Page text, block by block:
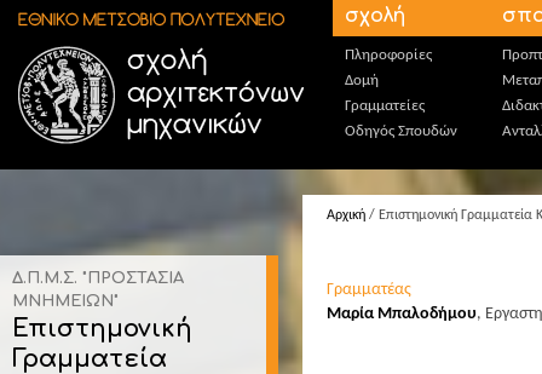
Παράκαμψη προς το κυρίως περιεχόμενο σχολή
Πληροφορίες
Δομή
Γραμματείες
Οδηγός Σπουδών
Δ.Π.Μ.Σ. "ΠΡΟΣΤΑΣΙΑ
ΜΝΗΜΕΙΩΝ"
Επιστημονική
Γραμματεία
Αρχική / Επιστημονική Γραμματεία
Γραμματέας
Μαρία Μπαλοδήμου,